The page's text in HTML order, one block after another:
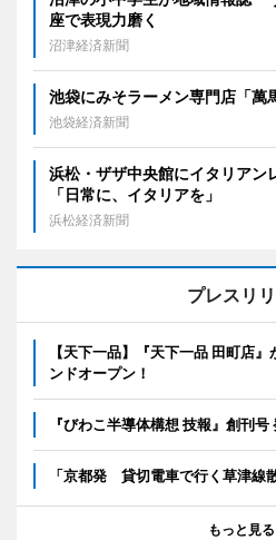
座で表現力磨く
沼津経済新聞
池袋にみそラーメン専門店「
池袋経済新聞
浜松・ザザ中央館にイタリア
「日常に、イタリアを」
浜松経済新聞
プレスリ
【天下一品】『天下一品 田町店
ンドオープン！
『びわこ半導体構想 技報』創刊
「京都発 貸切電車で行く草津線
もっと見る